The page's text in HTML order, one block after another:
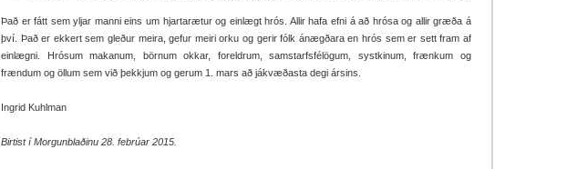
Það er fátt sem yljar manni eins um hjartarætur og einlægt hrós. Allir hafa efni á að hrósa og allir græða á
því. Það er ekkert sem gleður meira, gefur meiri orku og gerir fólk ánægðara en hrós sem er sett fram af
einlægni. Hrósum makanum, börnum okkar, foreldrum, samstarfsfélögum, systkinum, frænkum og
frændum og öllum sem við þekkjum og gerum 1. mars að jákvæðasta degi ársins.
Ingrid Kuhlman
Birtist í Morgunblaðinu 28. febrúar 2015.